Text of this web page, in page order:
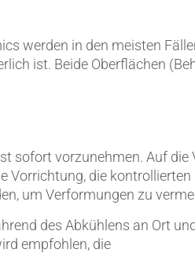
Verteidigung & Sicherheit
Verschleißschutz
Zerspanungstechnik
werden in den meisten
ist. Beide Oberflächen
sofort vorzunehmen. Auf die
Vorrichtung, die kontrollierten
um Verformungen zu
des Abkühlens an Ort
empfohlen, die